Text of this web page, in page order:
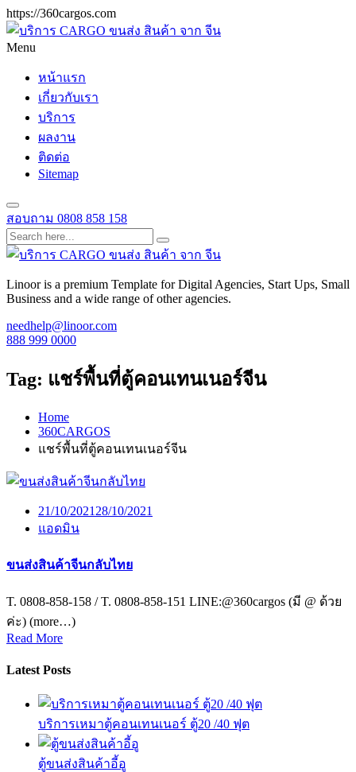
https://360cargos.com
Menu
หน้าแรก
เกี่ยวกับเรา
บริการ
ผลงาน
ติดต่อ
Sitemap
สอบถาม 0808 858 158
Linoor is a premium Template for Digital Agencies, Start Ups, Small
Business and a wide range of other agencies.
needhelp@linoor.com
888 999 0000
Tag: แชร์พื้นที่ตู้คอนเทนเนอร์จีน
Home
360CARGOS
แชร์พื้นที่ตู้คอนเทนเนอร์จีน
21/10/2021 28/10/2021
แอดมิน
ขนส่งสินค้าจีนกลับไทย
T. 0808-858-158 / T. 0808-858-151 LINE:@360cargos (มี @ ด้วย
ค่ะ) (more…)
Read More
Latest Posts
บริการเหมาตู้คอนเทนเนอร์ ตู้20 /40 ฟุต
ตู้ขนส่งสินค้าอี้อู